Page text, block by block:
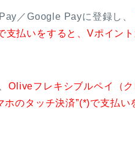
／Google Payに登録し、
支払いをすると、Vポイン
Oliveフレキシブルペイ（
のタッチ決済”(*)で支払い